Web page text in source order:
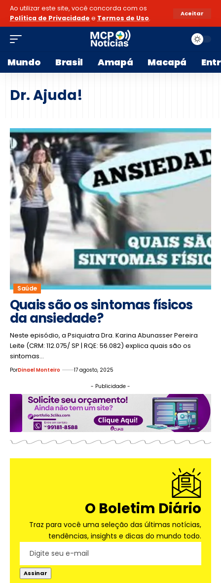
Ao utilizar este site, você concorda com os
Política de Privacidade e Termos de Uso.
Aceitar
Mundo Brasil Amapá Macapá
Dr. Ajuda!
Saúde
Quais são os sintomas físicos
da ansiedade?
Neste episódio, a Psiquiatra Dra. Karina Abunasser Pereira
Leite (CRM: 112.075/ SP | RQE: 56.082) explica quais são os
sintomas…
PorDinael Monteiro 17 agosto, 2025
- Publicidade -
O Boletim Diário
Traz para você uma seleção das últimas notícias,
tendências, insights e dicas do mundo todo.